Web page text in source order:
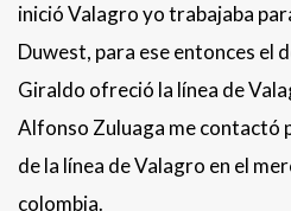
inició Valagro yo trabajaba
Duwest, para ese entonces el
Giraldo ofreció la línea de
Alfonso Zuluaga me contactó
de la línea de Valagro en el
colombia.